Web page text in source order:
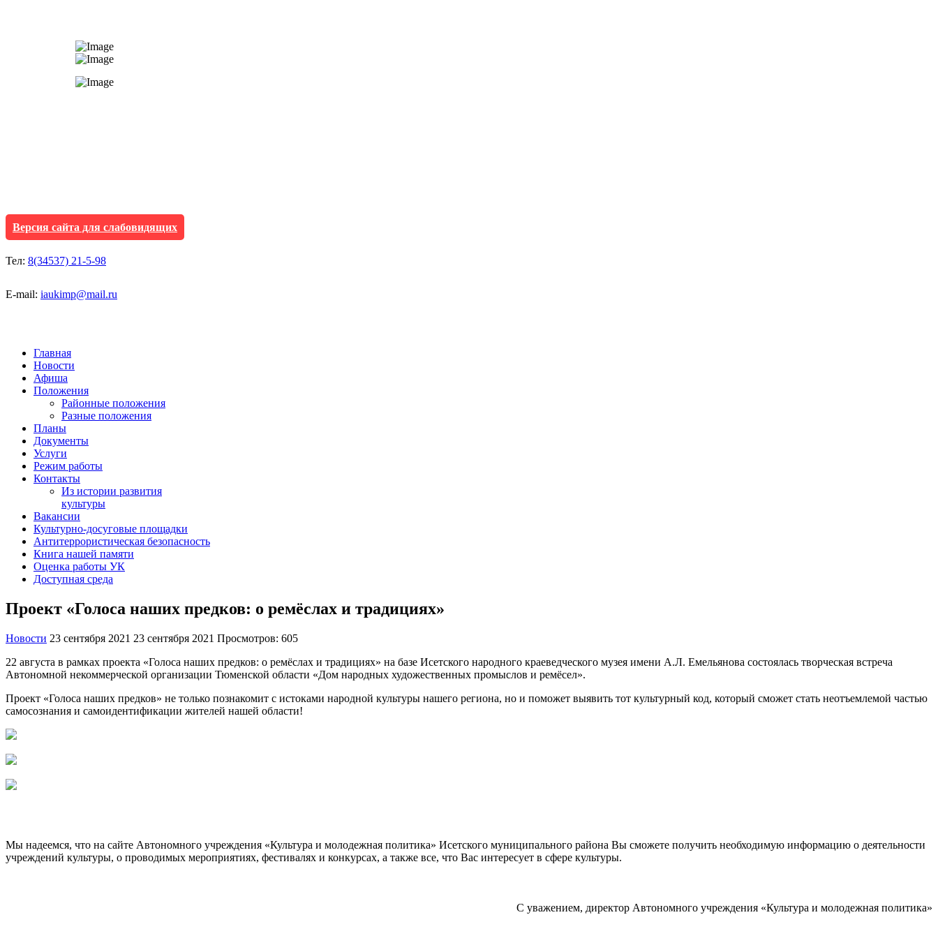
Версия сайта для слабовидящих
Тел: 8(34537) 21-5-98
E-mail: iaukimp@mail.ru
Главная
Новости
Афиша
Положения
Районные положения
Разные положения
Планы
Документы
Услуги
Режим работы
Контакты
Из истории развития
культуры
Вакансии
Культурно-досуговые площадки
Антитеррористическая безопасность
Книга нашей памяти
Оценка работы УК
Доступная среда
Проект «Голоса наших предков: о ремёслах и традициях»
Новости 23 сентября 2021 23 сентября 2021 Просмотров: 605
22 августа в рамках проекта «Голоса наших предков: о ремёслах и традициях» на базе Исетского народного краеведческого музея имени А.Л. Емельянова состоялась творческая встреча
Автономной некоммерческой организации Тюменской области «Дом народных художественных промыслов и ремёсел».
Проект «Голоса наших предков» не только познакомит с истоками народной культуры нашего региона, но и поможет выявить тот культурный код, который сможет стать неотъемлемой частью
самосознания и самоидентификации жителей нашей области!
Мы надеемся, что на сайте Автономного учреждения «Культура и молодежная политика» Исетского муниципального района Вы сможете получить необходимую информацию о деятельности
учреждений культуры, о проводимых мероприятиях, фестивалях и конкурсах, а также все, что Вас интересует в сфере культуры.
С уважением, директор Автономного учреждения «Культура и молодежная политика»